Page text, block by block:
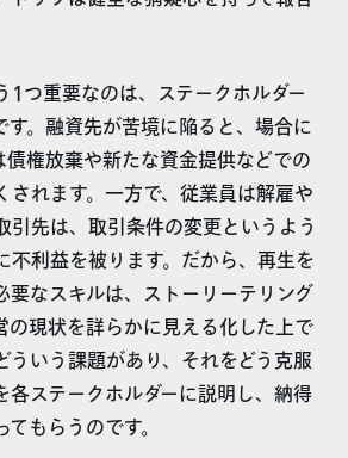
つ重要なのは、ステークホルダー
す。融資先が苦境に陥ると、場合に
債権放棄や新たな資金提供などでの
されます。一方で、従業員は解雇や
引先は、取引条件の変更というよう
不利益を被ります。だから、再生を
要なスキルは、ストーリーテリング
の現状を詳らかに見える化した上で
ういう課題があり、それをどう克服
各ステークホルダーに説明し、納得
もらうのです。